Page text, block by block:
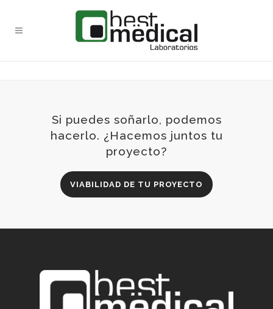
Si puedes soñarlo, podemos
hacerlo. ¿Hacemos juntos tu
proyecto?
VIABILIDAD DE TU PROYECTO